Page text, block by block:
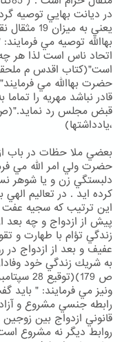
در ديانت بهايي توصيه
يعني به
بهاالله توصيه مي
اتحاد ناس است لذا هر
است"(كتاب اقدس م ملحقات ص
حضرت بهاالله مي
قادر نباشد مهريه را
،يادداشتها)
بعضي ملا حظات در باب
حضرت ولي امر الله مي
دلبستگي زن و يا شوهر
كرده ايد . در تعاليم
اين ترتيب كه سجيه
پيش از ازدواج و چه بعد
زندگي تؤام با طهارت و
عفيف و بعد از ازدواج در
به شريك زندگي خود
ص 179)(توقيع 28 سپتامبر 1941)
ونيز مي فرمايند: " بايد
رابطه جنسي مشروع و
قانوني ازدواج بين
روابط ديگر نه مشروع